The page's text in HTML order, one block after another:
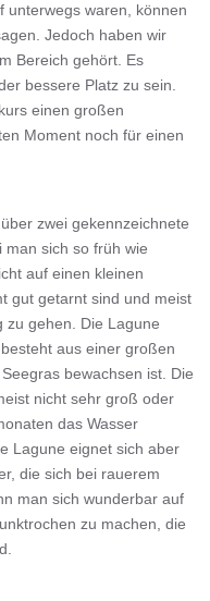
unterwegs waren, können
Jedoch haben wir
Bereich gehört. Es
bessere Platz zu sein.
einen großen
Moment noch für einen
zwei gekennzeichnete
man sich so früh wie
auf einen kleinen
gut getarnt sind und meist
zu gehen. Die Lagune
aus einer großen
bewachsen ist. Die
nicht sehr groß oder
das Wasser
Lagune eignet sich aber
die sich bei rauerem
man sich wunderbar auf
zu machen, die